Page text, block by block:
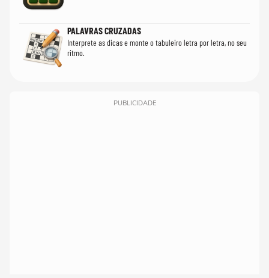
PALAVRAS CRUZADAS
Interprete as dicas e monte o tabuleiro letra por letra, no seu
ritmo.
PUBLICIDADE